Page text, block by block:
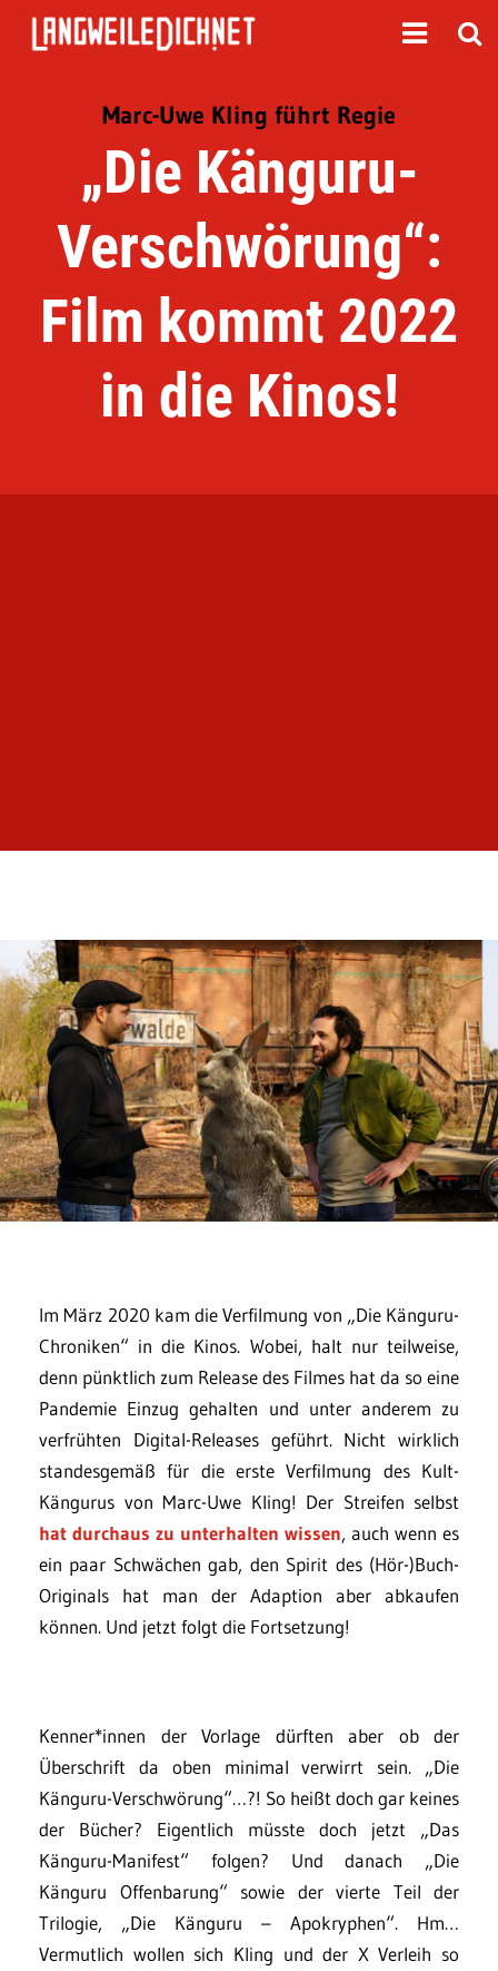
Marc-Uwe Kling führt Regie
„Die Känguru-
Verschwörung“:
Film kommt 2022
in die Kinos!
Im März 2020 kam die Verfilmung von „Die Känguru-
Chroniken“ in die Kinos. Wobei, halt nur teilweise,
denn pünktlich zum Release des Filmes hat da so eine
Pandemie Einzug gehalten und unter anderem zu
verfrühten Digital-Releases geführt. Nicht wirklich
standesgemäß für die erste Verfilmung des Kult-
Kängurus von Marc-Uwe Kling! Der Streifen selbst
hat durchaus zu unterhalten wissen, auch wenn es
ein paar Schwächen gab, den Spirit des (Hör-)Buch-
Originals hat man der Adaption aber abkaufen
können. Und jetzt folgt die Fortsetzung!
Kenner*innen der Vorlage dürften aber ob der
Überschrift da oben minimal verwirrt sein. „Die
Känguru-Verschwörung“…?! So heißt doch gar keines
der Bücher? Eigentlich müsste doch jetzt „Das
Känguru-Manifest“ folgen? Und danach „Die
Känguru Offenbarung“ sowie der vierte Teil der
Trilogie, „Die Känguru – Apokryphen“. Hm…
Vermutlich wollen sich Kling und der X Verleih so